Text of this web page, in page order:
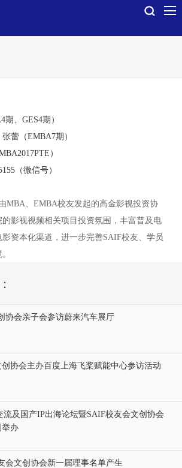
、GES4期）
蕾（EMBA7期）
）
（微信号）
MBA、EMBA校友发起的高金影视投资协
影视视频相关项目投资氛围，丰富普及电
资本化渠道，进一步完善SAIF校友、学员
协会亲子会参访蔚来汽车展厅
协会主办百度上海飞桨赋能中心参访活动
流及国产IP出海论坛暨SAIF校友会文创协会
举办
会文创协会新一届理事名单产生